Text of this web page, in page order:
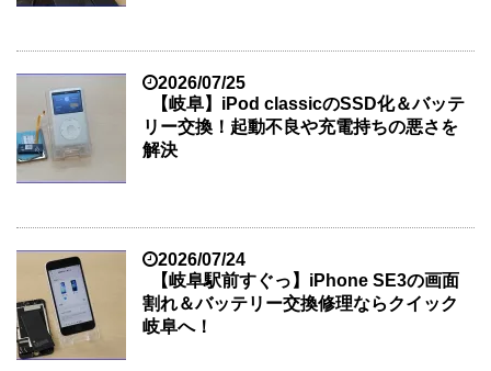
2026/07/25
【岐阜】iPod classicのSSD化＆バッテ
リー交換！起動不良や充電持ちの悪さを
解決
2026/07/24
【岐阜駅前すぐっ】iPhone SE3の画面
割れ＆バッテリー交換修理ならクイック
岐阜へ！